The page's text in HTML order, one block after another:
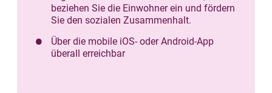
beziehen Sie die Einwohner ein und fördern
Sie den sozialen Zusammenhalt.
Über die mobile iOS- oder Android-App
überall erreichbar